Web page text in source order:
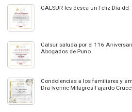
CALSUR les desea un Feliz Día del
Calsur saluda por el 116
Abogados de Puno
Condolencias a los familiares y
Dra Ivonne Milagros Fajardo